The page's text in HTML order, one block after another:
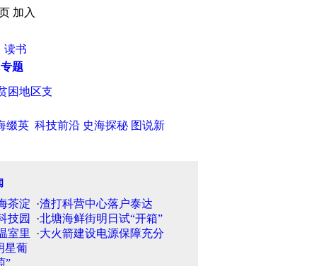
加入
读书
专题
区支教一年
缀英 科技前沿 史海探秘 图说新
·渣打科营中心落户泰达
·北塘海鲜街明日试“开箱”
·大火箭建设电源保障充分